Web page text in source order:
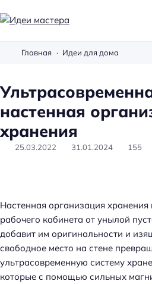
м
с
т
Главная Идеи для дома
настенная
хранения
25.03.2022 31.01.2024 155
Настенная организация
рабочего кабинета от унылой
добавит им оригинальности и
свободное место на стене
ультрасовременную систему
которые с помощью сильных